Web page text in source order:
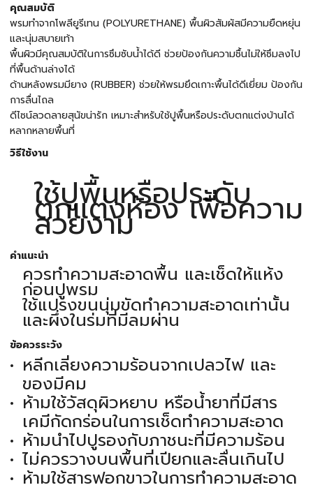
คุณสมบัติ
พรมทำจากโพลียูรีเทน (POLYURETHANE) พื้นผิวสัมผัสมีความยืดหยุ่น
และนุ่มสบายเท้า
พื้นผิวมีคุณสมบัติในการซึมซับน้ำได้ดี ช่วยป้องกันความชื้นไม่ให้ซึมลงไป
ที่พื้นด้านล่างได้
ด้านหลังพรมมียาง (RUBBER) ช่วยให้พรมยึดเกาะพื้นได้ดีเยี่ยม ป้องกัน
การลื่นไถล
ดีไซน์ลวดลายสุนัขน่ารัก เหมาะสำหรับใช้ปูพื้นหรือประดับตกแต่งบ้านได้
หลากหลายพื้นที่
วิธีใช้งาน
ใช้ปูพื้นหรือประดับ
ตกแต่งห้อง เพื่อความ
สวยงาม
คำแนะนำ
ควรทำความสะอาดพื้น และเช็ดให้แห้ง
ก่อนปูพรม
ใช้แปรงขนนุ่มขัดทำความสะอาดเท่านั้น
และผึ่งในร่มที่มีลมผ่าน
ข้อควรระวัง
หลีกเลี่ยงความร้อนจากเปลวไฟ และ
ของมีคม
ห้ามใช้วัสดุผิวหยาบ หรือน้ำยาที่มีสาร
เคมีกัดกร่อนในการเช็ดทำความสะอาด
ห้ามนำไปปูรองกับภาชนะที่มีความร้อน
ไม่ควรวางบนพื้นที่เปียกและลื่นเกินไป
ห้ามใช้สารฟอกขาวในการทำความสะอาด